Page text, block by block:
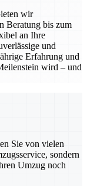
wir
Beratung bis zum
an Ihre
und
Erfahrung und
wird – und
Sie von vielen
sondern
Umzug noch